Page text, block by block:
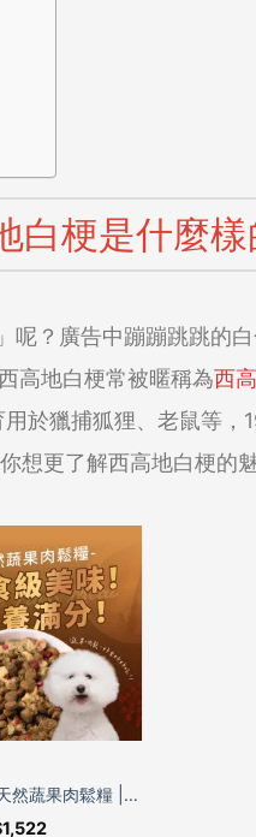
白梗是什麼
呢？廣告中蹦蹦跳跳的
高地白梗常被暱稱為西
於獵捕狐狸、老鼠等
想更了解西高地白梗的
然蔬果肉鬆糧 |
1,522